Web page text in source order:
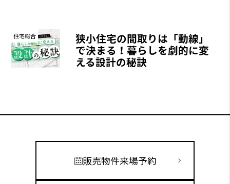
住宅総合 狭小住宅の間取りは「動線」
で決まる！暮らしを劇的に変
える設計の秘訣
販売物件来場予約